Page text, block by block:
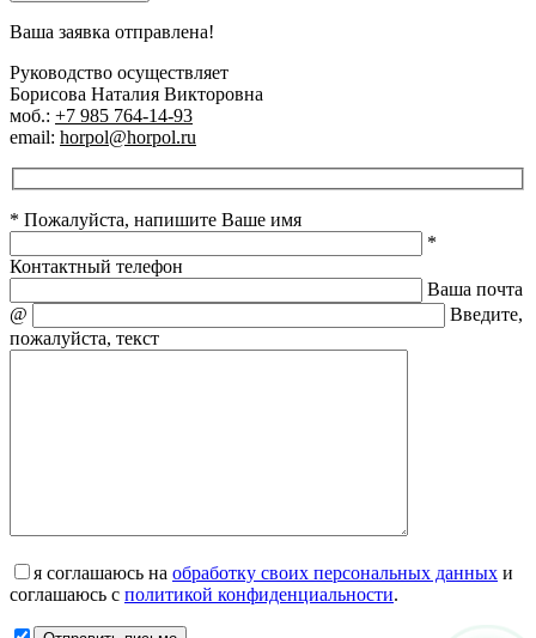
Ваша заявка отправлена!
Руководство осуществляет
Борисова Наталия Викторовна
моб.: +7 985 764-14-93
email: horpol@horpol.ru
* Пожалуйста, напишите Ваше имя
*
Контактный телефон
Ваша почта
@
Введите,
пожалуйста, текст
я соглашаюсь на обработку своих персональных данных и
соглашаюсь с политикой конфиденциальности.